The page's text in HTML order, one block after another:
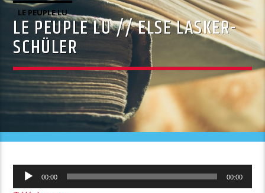
LE PEUPLE LU
LE PEUPLE LU // ELSE LASKER-
SCHÜLER
Lecteur
audio
00:00 00:00